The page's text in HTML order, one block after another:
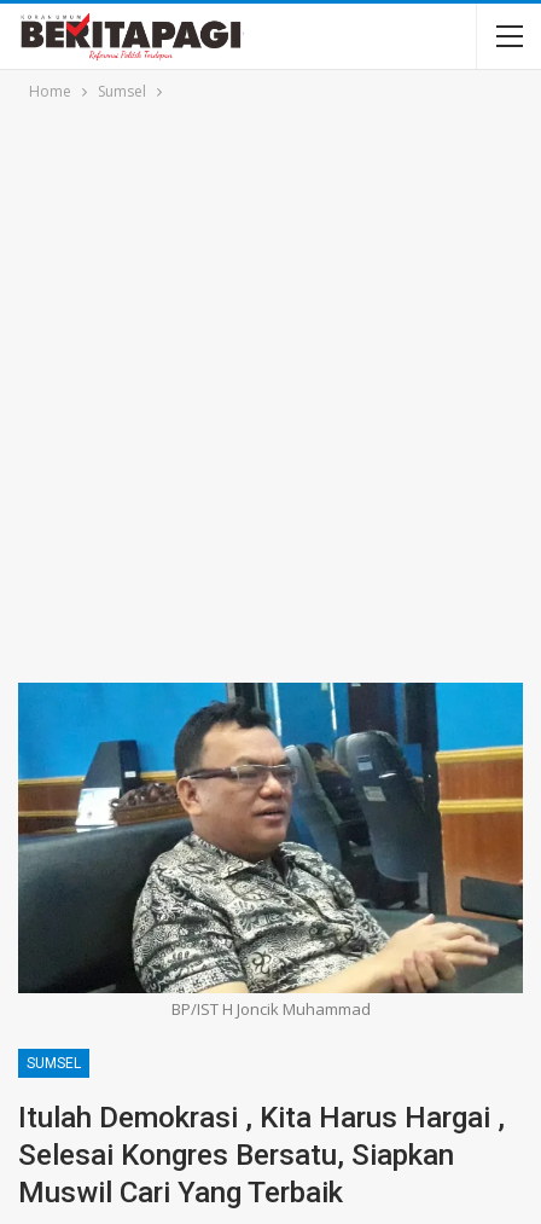
Home Sumsel
BP/IST H Joncik Muhammad
SUMSEL
Itulah Demokrasi , Kita Harus Hargai ,
Selesai Kongres Bersatu, Siapkan
Muswil Cari Yang Terbaik